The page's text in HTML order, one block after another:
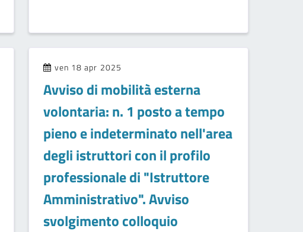
ven 18 apr 2025
Avviso di mobilità esterna
volontaria: n. 1 posto a tempo
pieno e indeterminato nell'area
degli istruttori con il profilo
professionale di "Istruttore
Amministrativo". Avviso
svolgimento colloquio